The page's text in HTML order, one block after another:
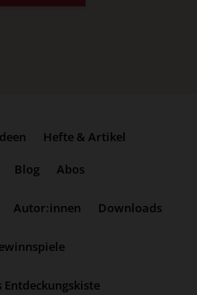
Hefte & Artikel
Blog Abos
Autor:innen Downloads
Entdeckungskiste